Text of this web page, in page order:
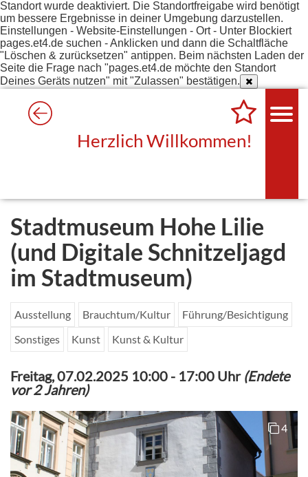
Standort wurde deaktiviert. Die Standortfreigabe wird benötigt
um bessere Ergebnisse in deiner Umgebung darzustellen.
Einstellungen - Website-Einstellungen - Ort - Unter Blockiert
pages.et4.de suchen - Anklicken und dann die Schaltfläche
"Löschen & zurücksetzen" antippen. Beim nächsten Laden der
Seite die Frage nach "pages.et4.de möchte den Standort
Deines Geräts nutzen" mit "Zulassen" bestätigen.
Herzlich Willkommen!
Stadtmuseum Hohe Lilie
(und Digitale Schnitzeljagd
im Stadtmuseum)
Ausstellung Brauchtum/Kultur
Führung/Besichtigung
Sonstiges
Kunst Kunst & Kultur
Freitag, 07.02.2025 10:00 - 17:00 Uhr(Endete
vor 2 Jahren)
4